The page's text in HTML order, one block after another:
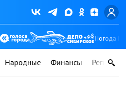
Погода
Народные Финансы Регионы